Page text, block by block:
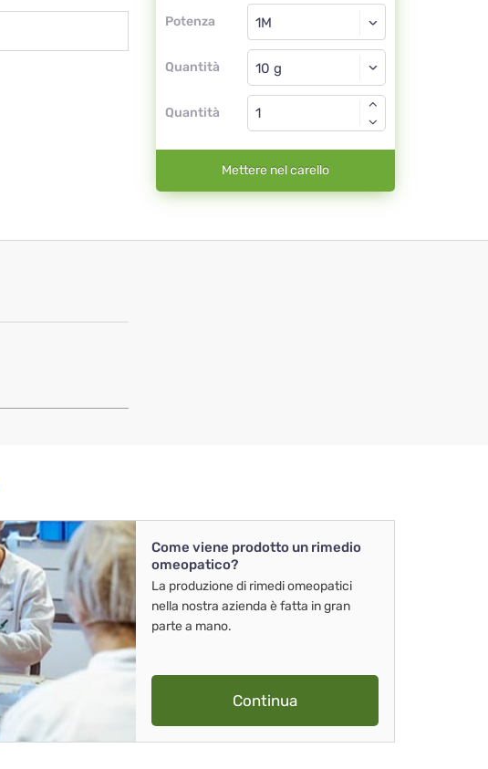
Potenza
Globuli
1M
Quantità
Globuli
Quantità
Mettere nel carello
Come viene prodotto un rimedio
omeopatico?
La produzione di rimedi omeopatici
nella nostra azienda è fatta in gran
parte a mano.
Continua